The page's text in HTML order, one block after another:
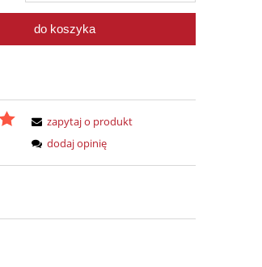
do koszyka
zapytaj o produkt
dodaj opinię